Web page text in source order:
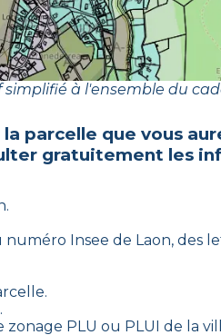
à l'ensemble du
parcelle que vous
gratuitement les
.
numéro Insee de Laon, des
zonage PLU ou PLUI de la